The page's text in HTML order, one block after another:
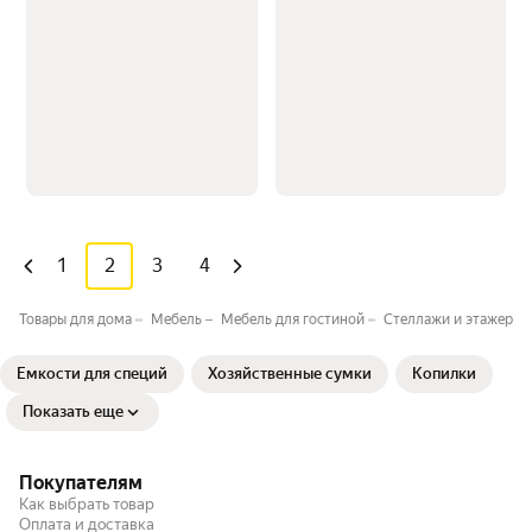
1 2 3 4
Товары для дома Мебель Мебель для гостиной Стеллажи и этажерки
Ёмкости для специй Хозяйственные сумки Копилки
Показать еще
Покупателям
Как выбрать товар
Оплата и доставка